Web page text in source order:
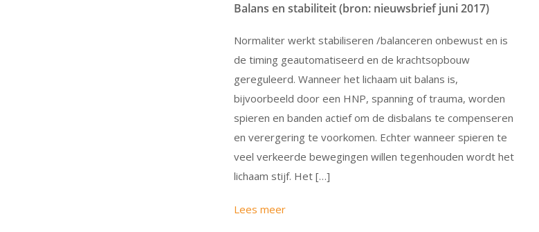
Balans en stabiliteit (bron: nieuwsbrief juni 2017)
Normaliter werkt stabiliseren /balanceren onbewust en is
de timing geautomatiseerd en de krachtsopbouw
gereguleerd. Wanneer het lichaam uit balans is,
bijvoorbeeld door een HNP, spanning of trauma, worden
spieren en banden actief om de disbalans te compenseren
en verergering te voorkomen. Echter wanneer spieren te
veel verkeerde bewegingen willen tegenhouden wordt het
lichaam stijf. Het […]
Lees meer